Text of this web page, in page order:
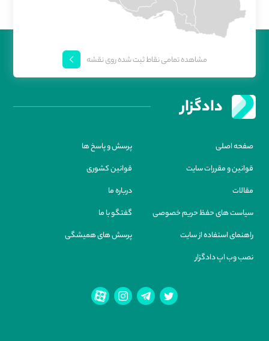
مشاهده تمامی نقاط ثبت شده روی نقشه
دادگزار
صفحه اصلی
پرسش و پاسخ ها
قوانین و مقررات سایت
قوانین کشوری
مقالات
درباره ما
سیاست های حفظ حریم خصوصی
گفتگو با ما
راهنمای استفاده از سایت
پرسش های همیشگی
نصب وب اپ دادگزار